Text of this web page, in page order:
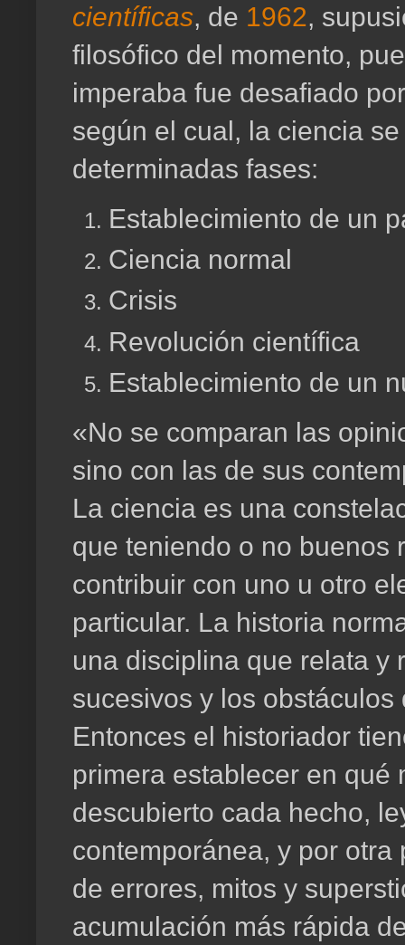
científicas, de 1962,
filosófico del momento,
imperaba fue desafiado
según el cual, la ciencia
determinadas fases:
Establecimiento de un
Ciencia normal
Crisis
Revolución científica
Establecimiento de un
«No se comparan las
sino con las de sus
La ciencia es una
que teniendo o no buenos
contribuir con uno u otro
particular. La historia
una disciplina que relata y
sucesivos y los
Entonces el historiador
primera establecer en qué
descubierto cada hecho,
contemporánea, y por
de errores, mitos y
acumulación más rápida